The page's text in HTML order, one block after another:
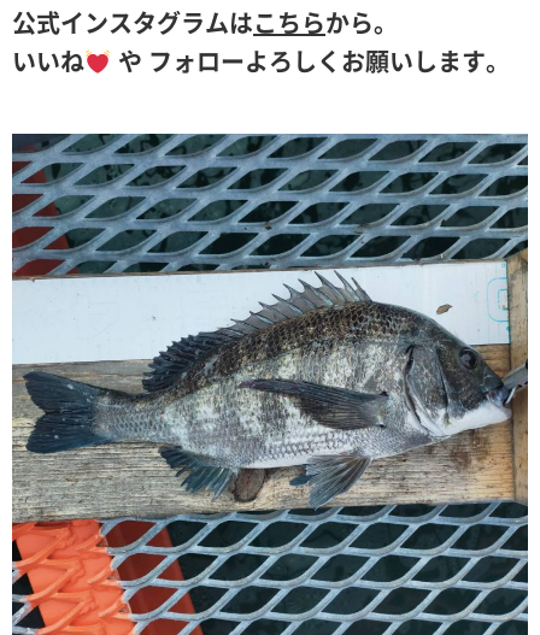
公式インスタグラムはこちらから。
いいね
や フォローよろしくお願いします。